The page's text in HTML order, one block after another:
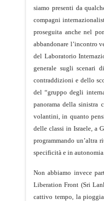
siamo presenti da
compagni
proseguita anche nel
abbandonare l’incontro
del Laboratorio
generale sugli scenari
contraddizioni e dello
del “gruppo degli
panorama della sinistra
volantini, in quanto
delle classi in Israele, a
programmando un’altra
specificità e in autonomia.
Non abbiamo invece
Liberation Front (Sri
cattivo tempo, la